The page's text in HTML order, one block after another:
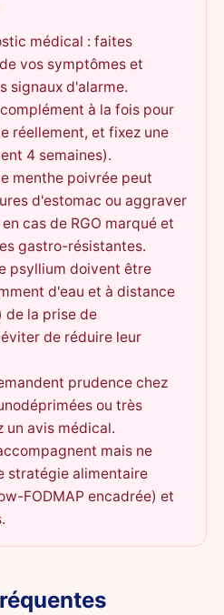
médical : faites
vos symptômes et
signaux d'alarme.
à la fois pour
réellement, et fixez une
4 semaines).
menthe poivrée peut
d'estomac ou aggraver
cas de RGO marqué et
gastro-résistantes.
psyllium doivent être
d'eau et à distance
de la prise de
de réduire leur
prudence chez
ou très
un avis médical.
mais ne
stratégie alimentaire
FODMAP encadrée) et